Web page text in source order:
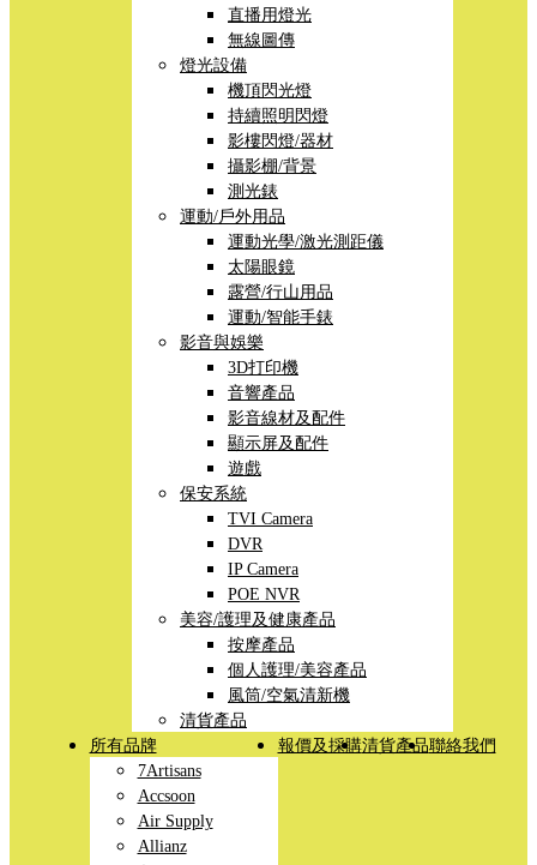
直播用燈光
無線圖傳
燈光設備
機頂閃光燈
持續照明閃燈
影樓閃燈/器材
攝影棚/背景
測光錶
運動/戶外用品
運動光學/激光測距儀
太陽眼鏡
露營/行山用品
運動/智能手錶
影音與娛樂
3D打印機
音響產品
影音線材及配件
顯示屏及配件
遊戲
保安系統
TVI Camera
DVR
IP Camera
POE NVR
美容/護理及健康產品
按摩產品
個人護理/美容產品
風筒/空氣清新機
清貨產品
所有品牌
7Artisans
Accsoon
Air Supply
Allianz
報價及採購清貨產品聯絡我們